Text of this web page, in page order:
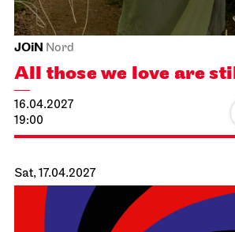
JOiN Nord
All those we love are
16.04.2027
19:00
Sat, 17.04.2027